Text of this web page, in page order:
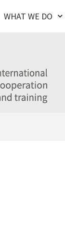
WHAT WE DO